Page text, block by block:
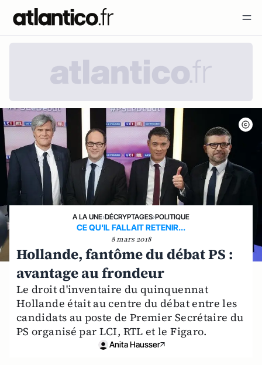
A LA UNE›DÉCRYPTAGES›POLITIQUE
CE QU'IL FALLAIT RETENIR...
8 mars 2018
Hollande, fantôme du débat PS :
avantage au frondeur
Le droit d'inventaire du quinquennat
Hollande était au centre du débat entre les
candidats au poste de Premier Secrétaire du
PS organisé par LCI, RTL et le Figaro.
Anita Hausser